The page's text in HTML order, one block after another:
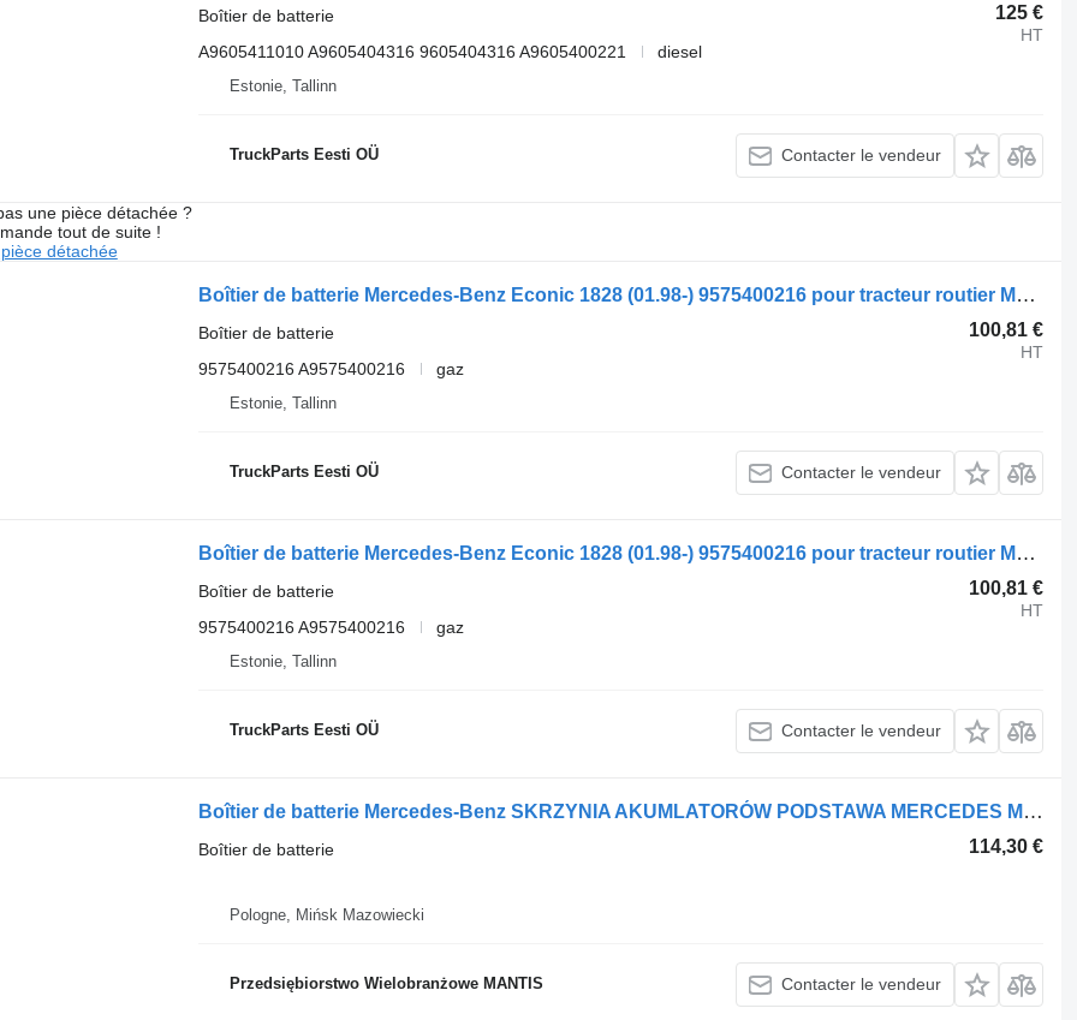
125 €
HT
Boîtier de batterie
A9605411010 A9605404316 9605404316 A9605400221
diesel
Estonie, Tallinn
TruckParts Eesti OÜ Contacter le vendeur
une pièce détachée ?
tout de suite !
détachée
Boîtier de batterie Mercedes-Benz Econic 1828 (01.98-) 9575400216 pour tracteur routier Mercedes-Benz Econic (1998-2014)
100,81 €
HT
Boîtier de batterie
9575400216 A9575400216
gaz
Estonie, Tallinn
TruckParts Eesti OÜ Contacter le vendeur
Boîtier de batterie Mercedes-Benz Econic 1828 (01.98-) 9575400216 pour tracteur routier Mercedes-Benz Econic (1998-2014)
100,81 €
HT
Boîtier de batterie
9575400216 A9575400216
gaz
Estonie, Tallinn
TruckParts Eesti OÜ Contacter le vendeur
Boîtier de batterie Mercedes-Benz SKRZYNIA AKUMLATORÓW PODSTAWA MERCEDES MP2 MP3 pour tracteur routier
114,30 €
Boîtier de batterie
Pologne, Mińsk Mazowiecki
Przedsiębiorstwo Wielobranżowe MANTIS Contacter le vendeur